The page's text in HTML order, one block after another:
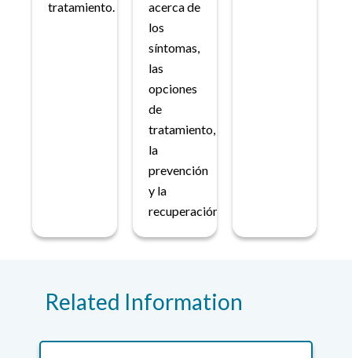
tratamiento.
acerca de
los
síntomas,
las
opciones
de
tratamiento,
la
prevención
y la
recuperación.
Related Information